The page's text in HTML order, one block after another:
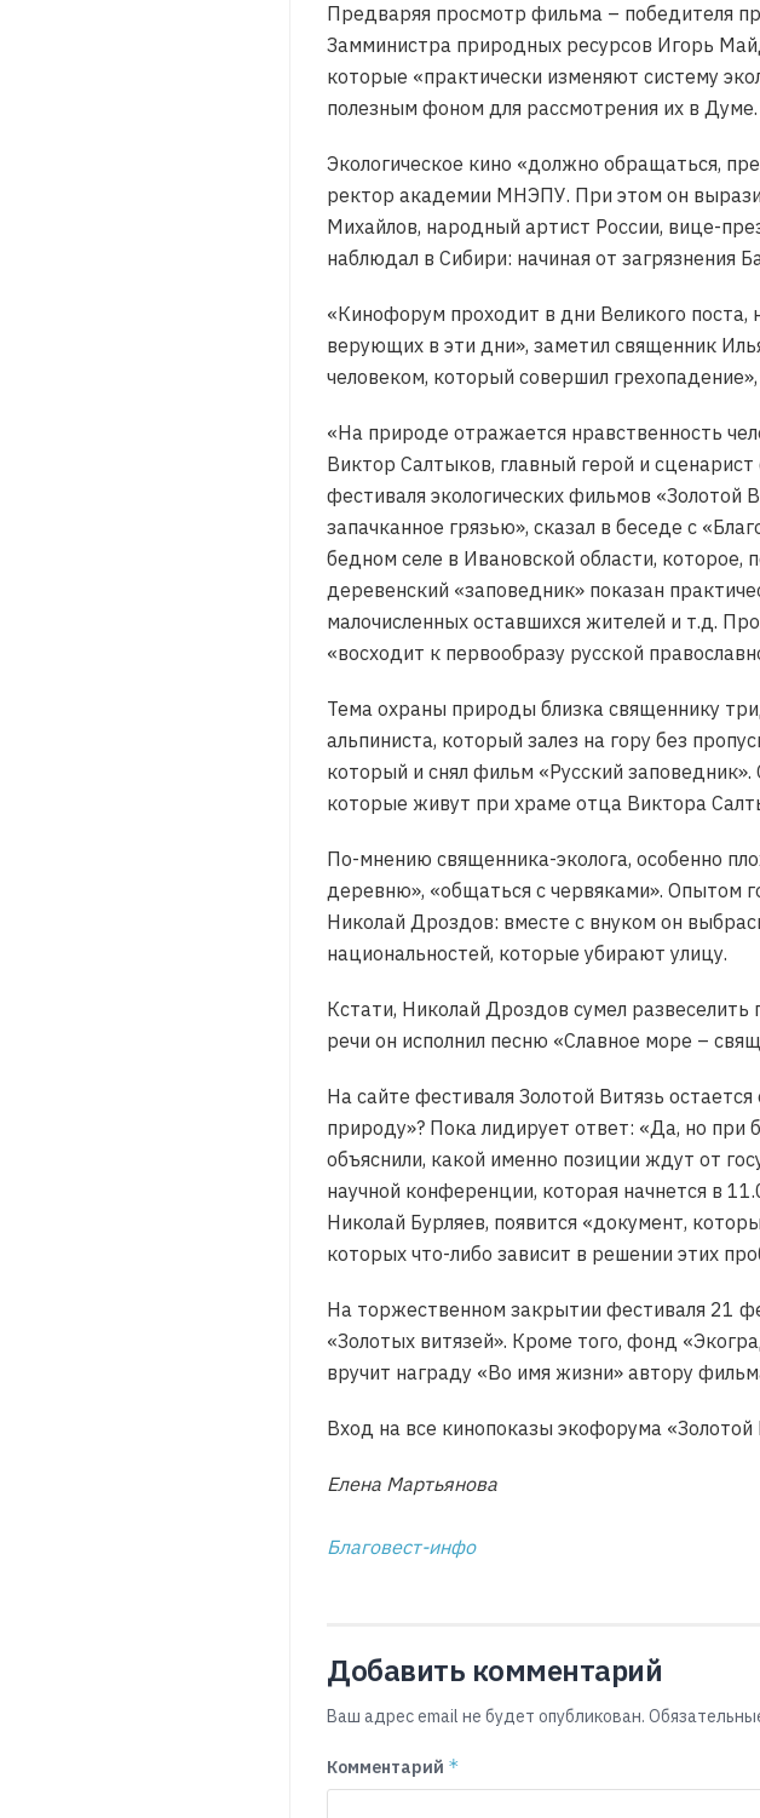
Предваряя просмотр фильма – победителя
Замминистра природных ресурсов Игорь
которые «практически изменяют систему
полезным фоном для рассмотрения их в Думе.
Экологическое кино «должно обращаться,
ректор академии МНЭПУ. При этом он
Михайлов, народный артист России, вице-
наблюдал в Сибири: начиная от загрязнения
«Кинофорум проходит в дни Великого
верующих в эти дни», заметил священник
человеком, который совершил
«На природе отражается нравственность
Виктор Салтыков, главный герой и
фестиваля экологических фильмов «Золотой
запачканное грязью», сказал в беседе с
бедном селе в Ивановской области, которое,
деревенский «заповедник» показан
малочисленных оставшихся жителей и т.д.
«восходит к первообразу русской
Тема охраны природы близка священнику
альпиниста, который залез на гору без
который и снял фильм «Русский
которые живут при храме отца Виктора
По-мнению священника-эколога, особенно
деревню», «общаться с червяками». Опытом
Николай Дроздов: вместе с внуком он
национальностей, которые убирают улицу.
Кстати, Николай Дроздов сумел
речи он исполнил песню «Славное море –
На сайте фестиваля Золотой Витязь
природу»? Пока лидирует ответ: «Да, но при
объяснили, какой именно позиции ждут от
научной конференции, которая начнется в
Николай Бурляев, появится «документ,
которых что-либо зависит в решении этих
На торжественном закрытии фестиваля 21
«Золотых витязей». Кроме того, фонд
вручит награду «Во имя жизни» автору
Вход на все кинопоказы экофорума
Елена Мартьянова
Благовест-инфо
Добавить комментарий
Ваш адрес email не будет опубликован.
Комментарий *